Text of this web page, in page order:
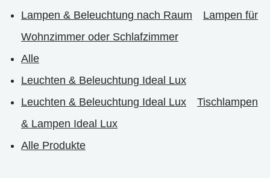
Lampen & Beleuchtung nach Raum
Lampen für
Wohnzimmer oder Schlafzimmer
Alle
Leuchten & Beleuchtung Ideal Lux
Leuchten & Beleuchtung Ideal Lux
Tischlampen
& Lampen Ideal Lux
Alle Produkte